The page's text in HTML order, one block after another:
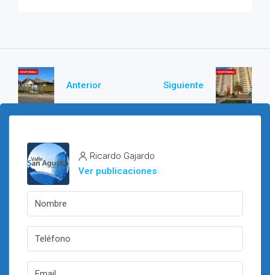
Anterior Siguiente
Ricardo Gajardo
Ver publicaciones